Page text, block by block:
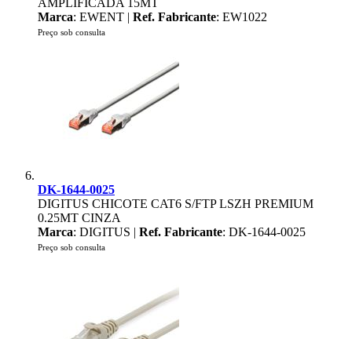
AMPLIFICADA 15MT
Marca: EWENT | Ref. Fabricante: EW1022
Preço sob consulta
DK-1644-0025
DIGITUS CHICOTE CAT6 S/FTP LSZH PREMIUM
0.25MT CINZA
Marca: DIGITUS | Ref. Fabricante: DK-1644-0025
Preço sob consulta